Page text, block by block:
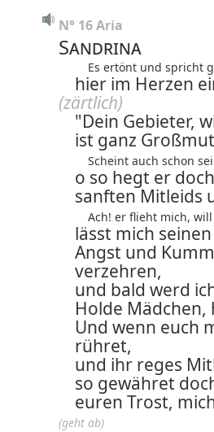
N° 16 Aria
Sandrina
Es ertönt und spricht
hier im Herzen
(zärtlich)
"Dein Gebieter,
ist ganz
Scheint auch schon
o so hegt er
sanften Mitleids
Ach! er flieht mich,
lässt mich
Angst und
verzehren,
und bald werd
Holde
Und wenn euch
rühret,
und ihr reges
so gewähret
euren Trost,
(geht ab)